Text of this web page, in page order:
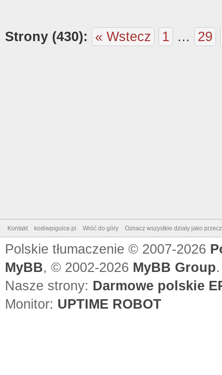
Strony (430): « Wstecz 1 … 29
Kontakt kodiwpigulce.pl Wróć do góry Oznacz wszystkie działy jako
Polskie tłumaczenie © 2007-2026
MyBB, © 2002-2026 MyBB Group.
Nasze strony: Darmowe polskie
Monitor: UPTIME ROBOT